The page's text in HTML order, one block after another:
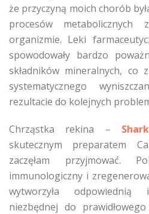
że przyczyną moich chorób
procesów metabolicznych
organizmie. Leki
spowodowały bardzo
składników mineralnych, co
systematycznego
rezultacie do kolejnych
Chrząstka rekina –
skutecznym preparatem
zaczęłam przyjmować.
immunologiczny i
wytworzyła
niezbędnej do